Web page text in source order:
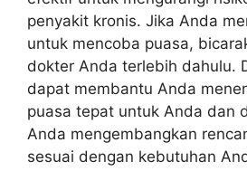
penyakit kronis. Jika Anda
untuk mencoba puasa,
dokter Anda terlebih dahulu.
dapat membantu Anda
puasa tepat untuk Anda dan
Anda mengembangkan
sesuai dengan kebutuhan